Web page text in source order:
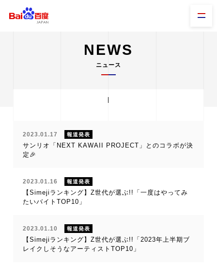
NEWS
ニュース
2023.01.17 報道発表
サンリオ「NEXT KAWAII PROJECT」とのコラボが決
定🎉
2023.01.16 報道発表
【Simejiランキング】Z世代が選ぶ!!「一度はやってみ
たいバイトTOP10」
2023.01.10 報道発表
【Simejiランキング】Z世代が選ぶ!!「2023年上半期ブ
レイクしそうなアーティストTOP10」